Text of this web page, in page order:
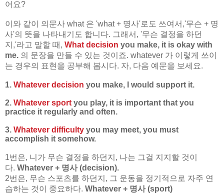
어요?
이와 같이 의문사 what 은 'what + 명사'로도 쓰여서,'무슨 + 명
사'의 뜻을 나타내기도 합니다. 그래서, '무슨 결정을 하던
지,'라고 말할 때, What decision you make, it is okay with
me. 의 문장을 만들 수 있는 것이죠. whatever 가 이렇게 쓰이
는 경우의 표현을 공부해 봅시다. 자, 다음 예문을 보세요.
1. Whatever decision you make, I would support it.
2. Whatever sport you play, it is important that you
practice it regularly and often.
3. Whatever difficulty you may meet, you must
accomplish it somehow.
1번은, 니가 무슨 결정을 하던지, 나는 그걸 지지할 것이
다. Whatever + 명사 (decision).
2번은, 무슨 스포츠를 하던지, 그 운동을 정기적으로 자주 연
습하는 것이 중요하다. Whatever + 명사 (sport)